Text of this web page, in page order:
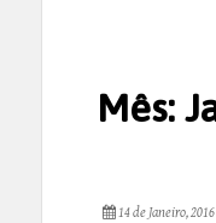
Mês:
14 de Janeiro, 2016